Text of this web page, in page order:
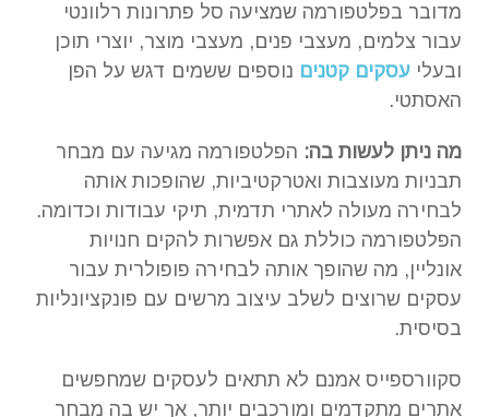
מדובר בפלטפורמה שמציעה סל פתרונות רלוונטי
עבור צלמים, מעצבי פנים, מעצבי מוצר, יוצרי תוכן
ובעלי עסקים קטנים נוספים ששמים דגש על הפן
האסתטי.
מה ניתן לעשות בה: הפלטפורמה מגיעה עם מבחר
תבניות מעוצבות ואטרקטיביות, שהופכות אותה
לבחירה מעולה לאתרי תדמית, תיקי עבודות וכדומה.
הפלטפורמה כוללת גם אפשרות להקים חנויות
אונליין, מה שהופך אותה לבחירה פופולרית עבור
עסקים שרוצים לשלב עיצוב מרשים עם פונקציונליות
בסיסית.
סקוורספייס אמנם לא תתאים לעסקים שמחפשים
אתרים מתקדמים ומורכבים יותר, אך יש בה מבחר